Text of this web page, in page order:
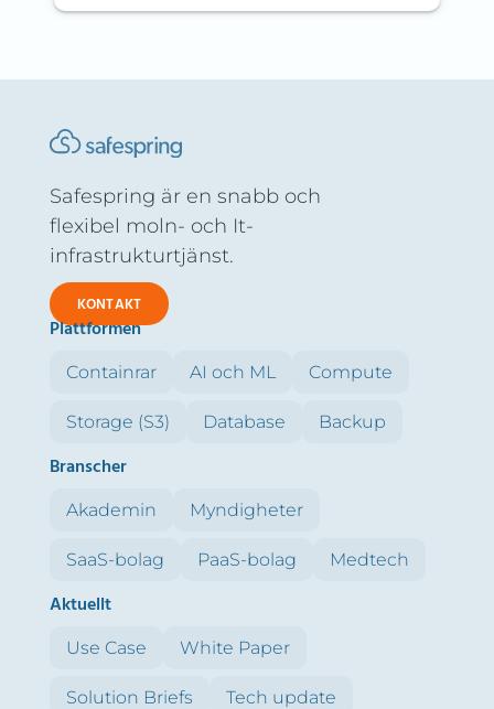
Safespring är en snabb och
flexibel moln- och It-
infrastrukturtjänst.
KONTAKT
Plattformen
Containrar AI och ML Compute
Storage (S3) Database Backup
Branscher
Akademin Myndigheter
SaaS-bolag PaaS-bolag Medtech
Aktuellt
Use Case White Paper
Solution Briefs Tech update